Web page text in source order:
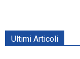
Ultimi Articoli